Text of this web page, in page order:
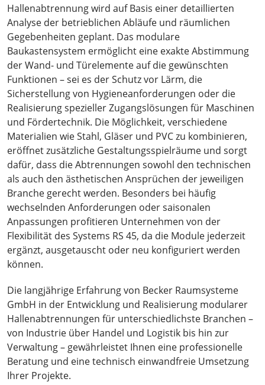
Hallenabtrennung wird auf Basis einer detaillierten
Analyse der betrieblichen Abläufe und räumlichen
Gegebenheiten geplant. Das modulare
Baukastensystem ermöglicht eine exakte Abstimmung
der Wand- und Türelemente auf die gewünschten
Funktionen – sei es der Schutz vor Lärm, die
Sicherstellung von Hygieneanforderungen oder die
Realisierung spezieller Zugangslösungen für Maschinen
und Fördertechnik. Die Möglichkeit, verschiedene
Materialien wie Stahl, Gläser und PVC zu kombinieren,
eröffnet zusätzliche Gestaltungsspielräume und sorgt
dafür, dass die Abtrennungen sowohl den technischen
als auch den ästhetischen Ansprüchen der jeweiligen
Branche gerecht werden. Besonders bei häufig
wechselnden Anforderungen oder saisonalen
Anpassungen profitieren Unternehmen von der
Flexibilität des Systems RS 45, da die Module jederzeit
ergänzt, ausgetauscht oder neu konfiguriert werden
können.
Die langjährige Erfahrung von Becker Raumsysteme
GmbH in der Entwicklung und Realisierung modularer
Hallenabtrennungen für unterschiedlichste Branchen –
von Industrie über Handel und Logistik bis hin zur
Verwaltung – gewährleistet Ihnen eine professionelle
Beratung und eine technisch einwandfreie Umsetzung
Ihrer Projekte.